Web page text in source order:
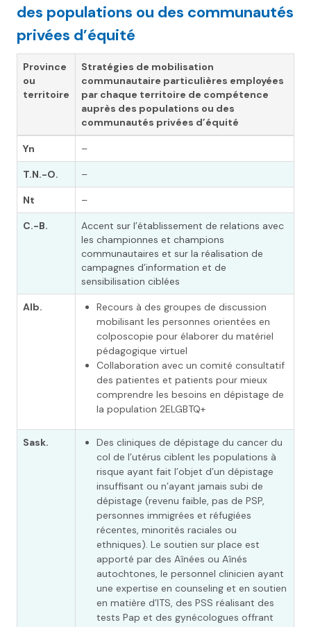
des populations ou des communautés
privées d’équité
Province
ou
territoire
Stratégies de mobilisation
communautaire particulières employées
par chaque territoire de compétence
auprès des populations ou des
communautés privées d’équité
Yn –
T.N.-O. –
Nt –
C.-B.
Accent sur l’établissement de relations avec
les championnes et champions
communautaires et sur la réalisation de
campagnes d’information et de
sensibilisation ciblées
Alb.
Recours à des groupes de discussion
mobilisant les personnes orientées en
colposcopie pour élaborer du matériel
pédagogique virtuel
Collaboration avec un comité consultatif
des patientes et patients pour mieux
comprendre les besoins en dépistage de
la population 2ELGBTQ+
Sask.
Des cliniques de dépistage du cancer du
col de l’utérus ciblent les populations à
risque ayant fait l’objet d’un dépistage
insuffisant ou n’ayant jamais subi de
dépistage (revenu faible, pas de PSP,
personnes immigrées et réfugiées
récentes, minorités raciales ou
ethniques). Le soutien sur place est
apporté par des Aînées ou Aînés
autochtones, le personnel clinicien ayant
une expertise en counseling et en soutien
en matière d’ITS, des PSS réalisant des
tests Pap et des gynécologues offrant